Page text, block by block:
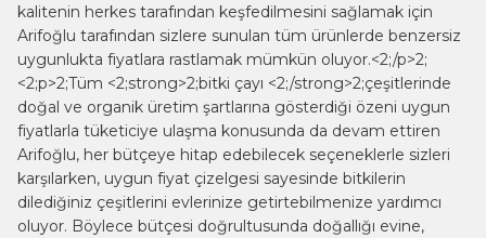
kalitenin herkes tarafından keşfedilmesini sağlamak için
Arifoğlu tarafından sizlere sunulan tüm ürünlerde benzersiz
uygunlukta fiyatlara rastlamak mümkün oluyor.<2;/p>2;
<2;p>2;Tüm <2;strong>2;bitki çayı <2;/strong>2;çeşitlerinde
doğal ve organik üretim şartlarına gösterdiği özeni uygun
fiyatlarla tüketiciye ulaşma konusunda da devam ettiren
Arifoğlu, her bütçeye hitap edebilecek seçeneklerle sizleri
karşılarken, uygun fiyat çizelgesi sayesinde bitkilerin
dilediğiniz çeşitlerini evlerinize getirtebilmenize yardımcı
oluyor. Böylece bütçesi doğrultusunda doğallığı evine,